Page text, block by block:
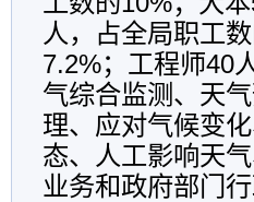
人，占全局职工
7.2%；工程师40
气综合监测、天
理、应对气候变
态、人工影响天
业务和政府部门行